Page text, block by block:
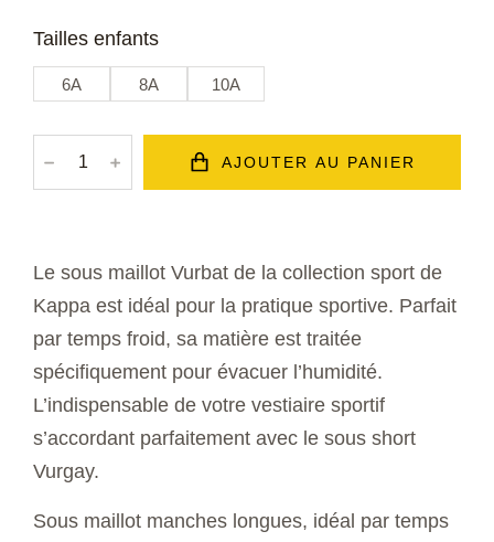
Tailles enfants
6A 8A 10A
﹣ ﹢ AJOUTER AU PANIER
Le sous maillot Vurbat de la collection sport de
Kappa est idéal pour la pratique sportive. Parfait
par temps froid, sa matière est traitée
spécifiquement pour évacuer l’humidité.
L’indispensable de votre vestiaire sportif
s’accordant parfaitement avec le sous short
Vurgay.
Sous maillot manches longues, idéal par temps